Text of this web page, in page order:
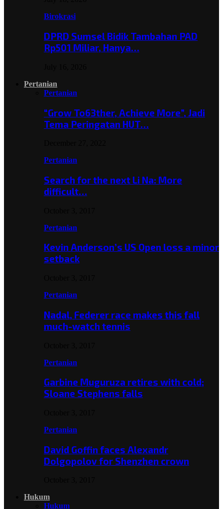
Birokrasi
DPRD Sumsel Bidik Tambahan PAD
Rp501 Miliar, Hanya…
Pertanian
Pertanian
“Grow To63ther, Achieve More”, Jadi
Tema Peringatan HUT…
Pertanian
Search for the next Li Na: More
difficult…
Pertanian
Kevin Anderson’s US Open loss a minor
setback
Pertanian
Nadal, Federer race makes this fall
much-watch tennis
Pertanian
Garbine Muguruza retires with cold;
Sloane Stephens falls
Pertanian
David Goffin faces Alexandr
Dolgopolov for Shenzhen crown
Hukum
Hukum